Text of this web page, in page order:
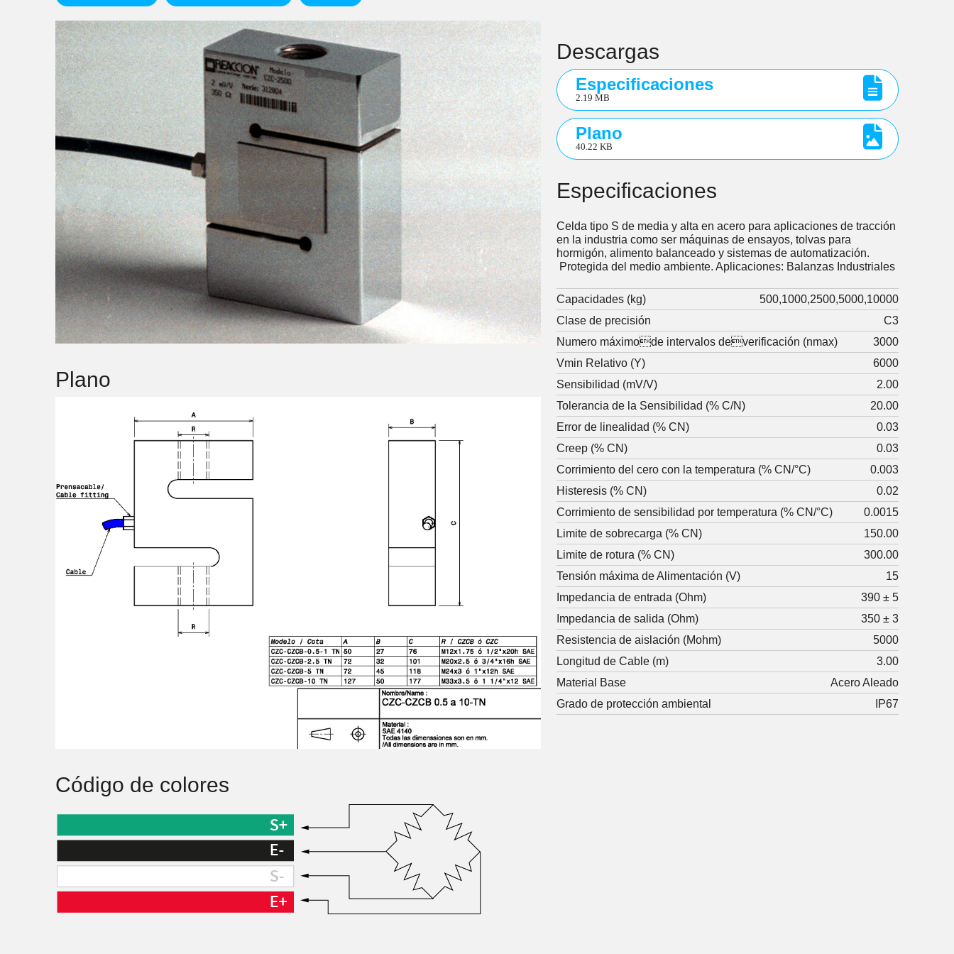
Plano
Código de colores
Descargas
Especificaciones
2.19 MB
Plano
40.22 KB
Especificaciones
Celda tipo S de media y alta en acero para aplicaciones de tracción
en la industria como ser máquinas de ensayos, tolvas para
hormigón, alimento balanceado y sistemas de automatización.
Protegida del medio ambiente. Aplicaciones: Balanzas Industriales
Capacidades (kg) 500 1000 2500 5000 10000
Clase de precisión
C3
Numero máximode intervalos deverificación (nmax)
3000
Vmin Relativo (Y)
6000
Sensibilidad (mV/V)
2.00
Tolerancia de la Sensibilidad (% C/N)
20.00
Error de linealidad (% CN)
0.03
Creep (% CN)
0.03
Corrimiento del cero con la temperatura (% CN/°C)
0.003
Histeresis (% CN)
0.02
Corrimiento de sensibilidad por temperatura (% CN/°C)
0.0015
Limite de sobrecarga (% CN)
150.00
Limite de rotura (% CN)
300.00
Tensión máxima de Alimentación (V)
15
Impedancia de entrada (Ohm)
390 ± 5
Impedancia de salida (Ohm)
350 ± 3
Resistencia de aislación (Mohm)
5000
Longitud de Cable (m)
3.00
Material Base
Acero Aleado
Grado de protección ambiental
IP67